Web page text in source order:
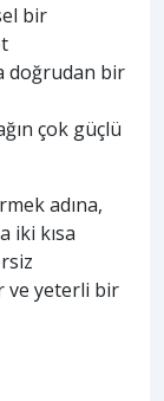
bir
doğrudan bir
çok güçlü
adına,
iki kısa
ve yeterli bir